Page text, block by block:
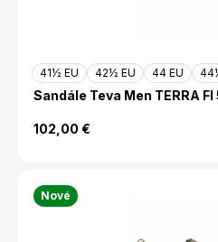
41½ EU 42½ EU 44 EU
Sandále Teva Men TERRA FI
102,00 €
Nové